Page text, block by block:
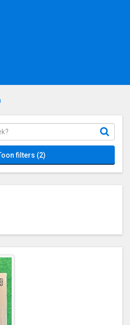
filters (2)